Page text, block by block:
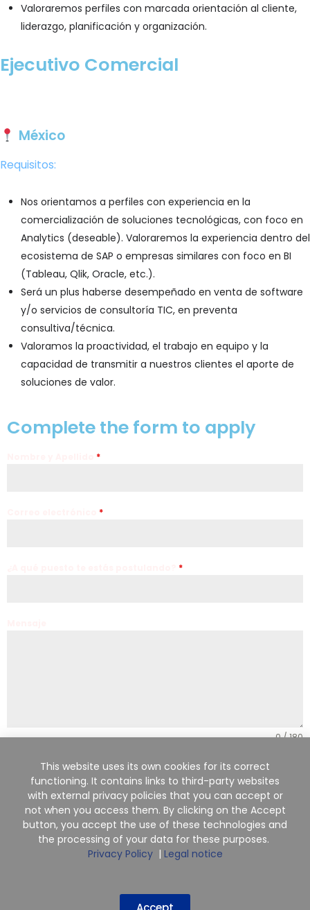
Valoraremos perfiles con marcada orientación al cliente,
liderazgo, planificación y organización.
Ejecutivo Comercial
México
Requisitos:
Nos orientamos a perfiles con experiencia en la
comercialización de soluciones tecnológicas, con foco en
Analytics (deseable). Valoraremos la experiencia dentro del
ecosistema de SAP o empresas similares con foco en BI
(Tableau, Qlik, Oracle, etc.).
Será un plus haberse desempeñado en venta de software
y/o servicios de consultoría TIC, en preventa
consultiva/técnica.
Valoramos la proactividad, el trabajo en equipo y la
capacidad de transmitir a nuestros clientes el aporte de
soluciones de valor.
Complete the form to apply
*
*
*
0 / 180
Subir un archivo
Choose File
Enviar
This website uses its own cookies for its correct
functioning. It contains links to third-party websites
with external privacy policies that you can accept or
not when you access them. By clicking on the Accept
button, you accept the use of these technologies and
the processing of your data for these purposes.
Privacy Policy | Legal notice